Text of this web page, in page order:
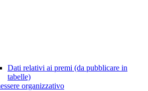
Dati relativi ai premi (da pubblicare in
tabelle)
organizzativo